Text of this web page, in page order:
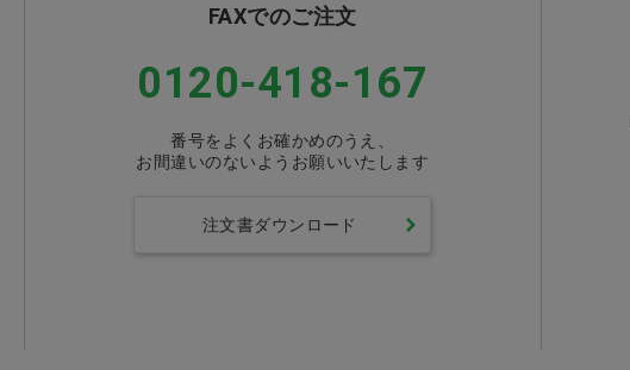
FAXでのご注文
0120-418-167
番号をよくお確かめのうえ、
お間違いのないようお願いいたします
注文書ダウンロード